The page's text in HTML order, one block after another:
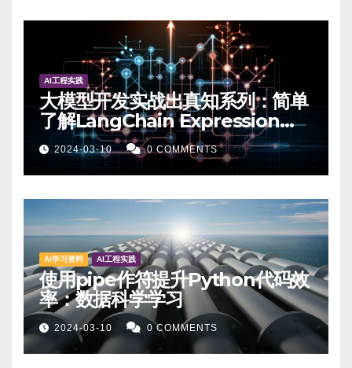
AI工程实践
大模型开发实战出真知系列：简单
了解LangChain Expression
Language-实战篇
2024-03-10 0 COMMENTS
AI学习资料 AI工程实践
使用pipe作符提升Python代码效
率：数据科学学习
2024-03-10 0 COMMENTS